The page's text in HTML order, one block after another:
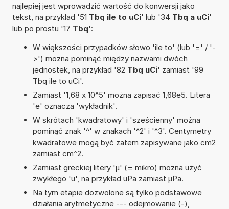
najlepiej jest wprowadzić wartość do konwersji jako
tekst, na przykład '51 Tbq ile to uCi' lub '34 Tbq a uCi'
lub po prostu '17 Tbq':
W większości przypadków słowo 'ile to' (lub '=' / '-
>') można pominąć między nazwami dwóch
jednostek, na przykład '82 Tbq uCi' zamiast '99
Tbq ile to uCi'.
Zamiast '1,68 x 10^5' można zapisać 1,68e5. Litera
'e' oznacza 'wykładnik'.
W skrótach 'kwadratowy' i 'sześcienny' można
pominąć znak '^' w znakach '^2' i '^3'. Centymetry
kwadratowe mogą być zatem zapisywane jako cm2
zamiast cm^2.
Zamiast greckiej litery 'µ' (= mikro) można użyć
zwykłego 'u', na przykład uPa zamiast µPa.
Na tym etapie dozwolone są tylko podstawowe
działania arytmetyczne --- odejmowanie (-),